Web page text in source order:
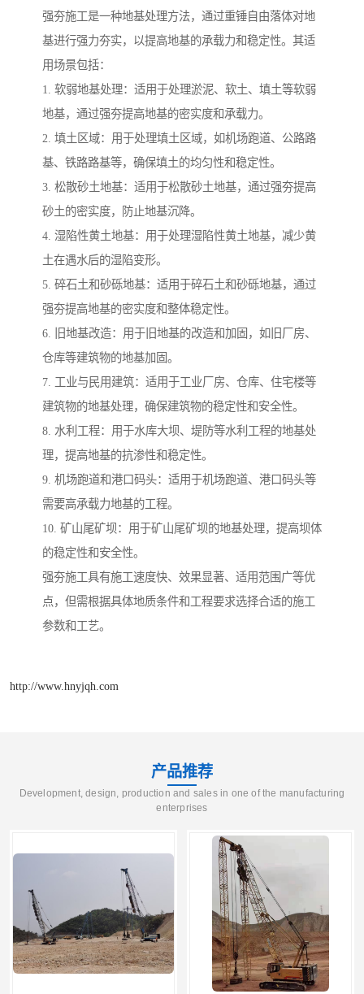
强夯施工是一种地基处理方法，通过重锤自由落体对地
基进行强力夯实，以提高地基的承载力和稳定性。其适
用场景包括：
1. 软弱地基处理：适用于处理淤泥、软土、填土等软弱
地基，通过强夯提高地基的密实度和承载力。
2. 填土区域：用于处理填土区域，如机场跑道、公路路
基、铁路路基等，确保填土的均匀性和稳定性。
3. 松散砂土地基：适用于松散砂土地基，通过强夯提高
砂土的密实度，防止地基沉降。
4. 湿陷性黄土地基：用于处理湿陷性黄土地基，减少黄
土在遇水后的湿陷变形。
5. 碎石土和砂砾地基：适用于碎石土和砂砾地基，通过
强夯提高地基的密实度和整体稳定性。
6. 旧地基改造：用于旧地基的改造和加固，如旧厂房、
仓库等建筑物的地基加固。
7. 工业与民用建筑：适用于工业厂房、仓库、住宅楼等
建筑物的地基处理，确保建筑物的稳定性和安全性。
8. 水利工程：用于水库大坝、堤防等水利工程的地基处
理，提高地基的抗渗性和稳定性。
9. 机场跑道和港口码头：适用于机场跑道、港口码头等
需要高承载力地基的工程。
10. 矿山尾矿坝：用于矿山尾矿坝的地基处理，提高坝体
的稳定性和安全性。
强夯施工具有施工速度快、效果显著、适用范围广等优
点，但需根据具体地质条件和工程要求选择合适的施工
参数和工艺。
http://www.hnyjqh.com
产品推荐
Development, design, production and sales in one of the manufacturing
enterprises